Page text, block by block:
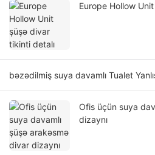
Europe Hollow
bəzədilmiş suya davamlı Tualet
Ofis üçün suya
dizaynı